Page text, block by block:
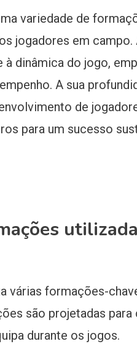
variedade de
jogadores em campo.
dinâmica do jogo,
A sua
de
para um sucesso
várias formações-
são projetadas
durante os jogos.